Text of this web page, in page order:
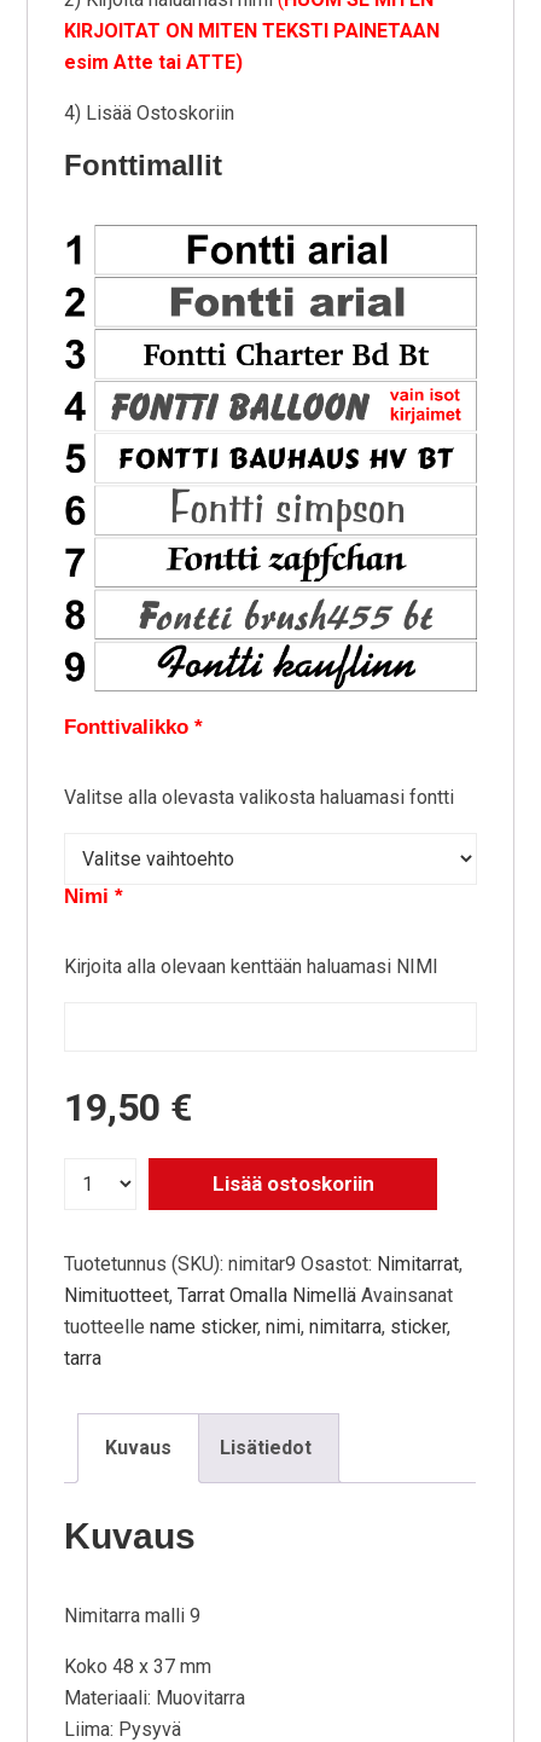
KIRJOITAT ON MITEN TEKSTI PAINETAAN
esim Atte tai ATTE)
4) Lisää Ostoskoriin
Fonttimallit
Fonttivalikko *
Valitse alla olevasta valikosta haluamasi fontti
Nimi *
Kirjoita alla olevaan kenttään haluamasi NIMI
19,50 €
Lisää ostoskoriin
Tuotetunnus (SKU):nimitar9 Osastot: Nimitarrat,
Nimituotteet,Tarrat Omalla Nimellä Avainsanat
tuotteellename sticker,nimi,nimitarra, sticker,
tarra
Kuvaus Lisätiedot
Kuvaus
Nimitarra malli 9
Koko 48 x 37 mm
Materiaali: Muovitarra
Liima: Pysyvä